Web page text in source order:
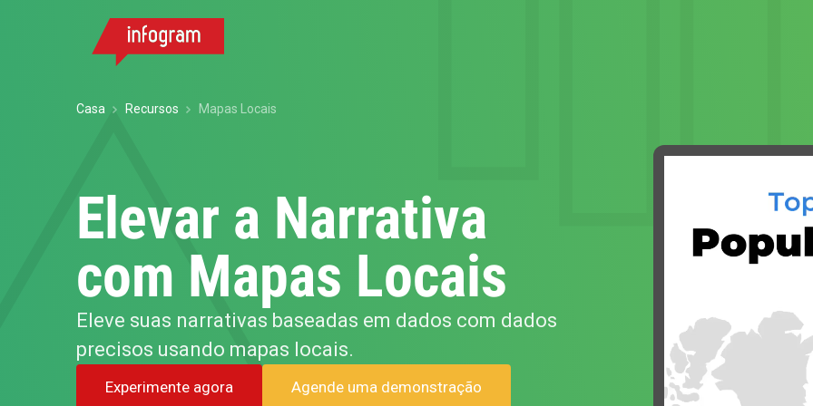
Casa Recursos Mapas Locais
Elevar a Narrativa
com Mapas Locais
Eleve suas narrativas baseadas em dados com dados
precisos usando mapas locais.
Experimente agora Agende uma demonstração